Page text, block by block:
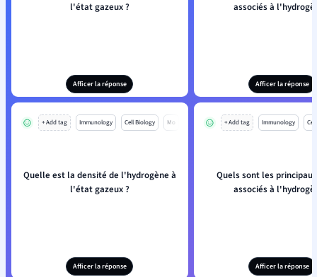
l'état gazeux ?
Afficer la réponse
associés à
Afficer la réponse
+ Add tag Immunology Cell Biology Mo
Quelle est la densité de l'hydrogène à
l'état gazeux ?
Afficer la réponse
+ Add tag Immunology
Quels sont les
associés à
Afficer la réponse